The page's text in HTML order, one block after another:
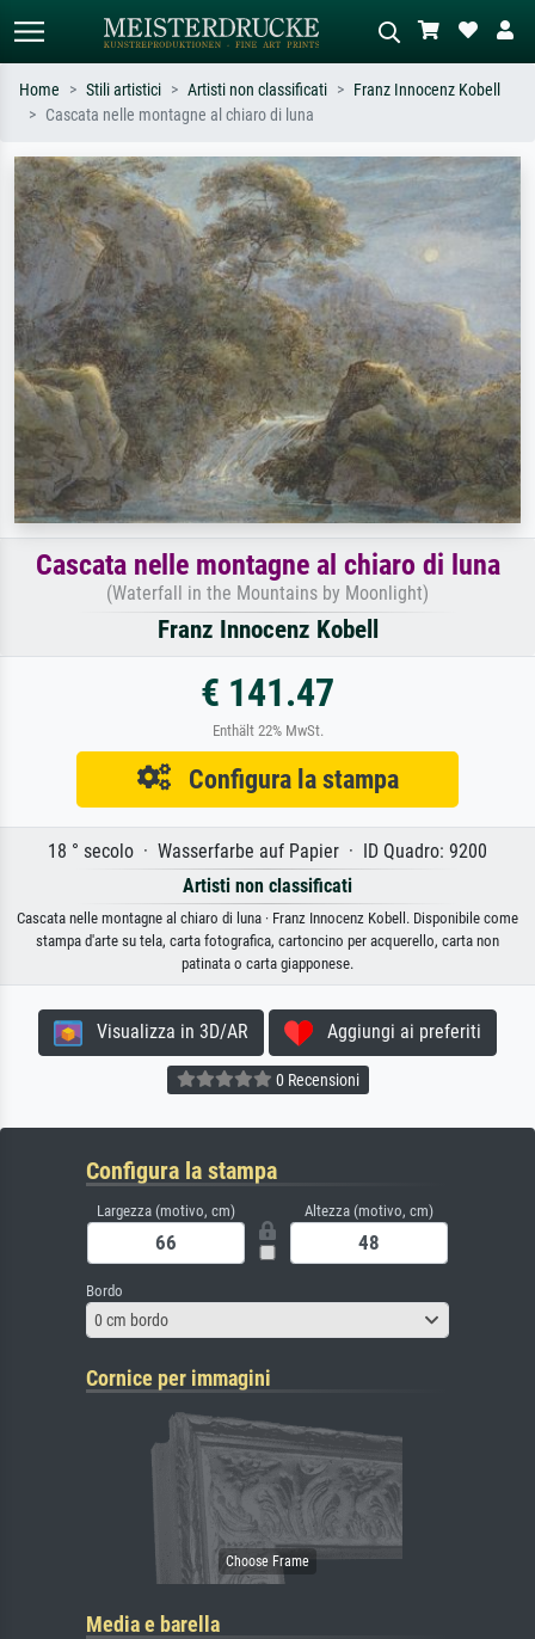
Cerca per artista, titolo o stile – es.
Monet, Notte stellata,
Impressionismo, onda di Hokusai,
nudo.
Descrivi la scena – es. prato verde,
astratto con molto rosso, dipinto a
olio scuro, nudo in piedi vicino a un
Home Stili artistici Artisti non classificati
Franz Innocenz Kobell
Cascata nelle montagne al chiaro di luna
Cascata nelle montagne al chiaro di luna
(Waterfall in the Mountains by Moonlight)
Franz Innocenz Kobell
€ 141.47
Enthält 22% MwSt.
Configura la stampa
18 ° secolo · Wasserfarbe auf Papier · ID Quadro: 9200
Artisti non classificati
Cascata nelle montagne al chiaro di luna · Franz Innocenz Kobell. Disponibile come
stampa d'arte su tela, carta fotografica, cartoncino per acquerello, carta non
patinata o carta giapponese.
Visualizza in 3D/AR Aggiungi ai preferiti
0 Recensioni
Configura la stampa
Largezza (motivo, cm) Altezza (motivo, cm)
Bordo
0 cm bordo
Cornice per immagini
Media e barella